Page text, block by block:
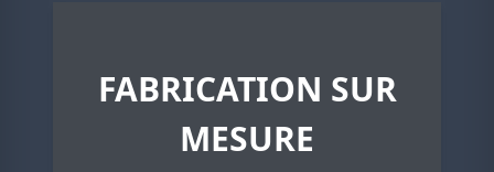
FABRICATION SUR
MESURE